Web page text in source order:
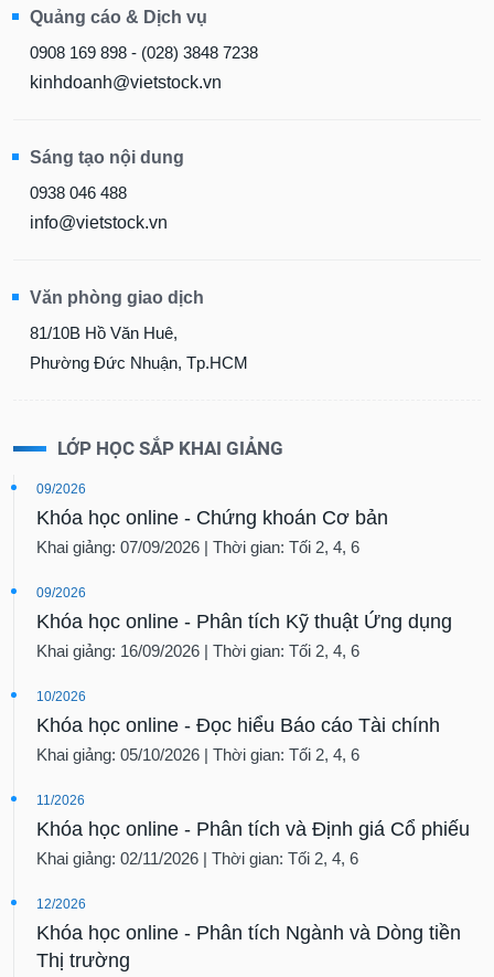
Quảng cáo & Dịch vụ
0908 169 898 - (028) 3848 7238
kinhdoanh@vietstock.vn
Sáng tạo nội dung
0938 046 488
info@vietstock.vn
Văn phòng giao dịch
81/10B Hồ Văn Huê,
Phường Đức Nhuận, Tp.HCM
LỚP HỌC SẮP KHAI GIẢNG
09/2026
Khóa học online - Chứng khoán Cơ bản
Khai giảng: 07/09/2026 | Thời gian: Tối 2, 4, 6
09/2026
Khóa học online - Phân tích Kỹ thuật Ứng dụng
Khai giảng: 16/09/2026 | Thời gian: Tối 2, 4, 6
10/2026
Khóa học online - Đọc hiểu Báo cáo Tài chính
Khai giảng: 05/10/2026 | Thời gian: Tối 2, 4, 6
11/2026
Khóa học online - Phân tích và Định giá Cổ phiếu
Khai giảng: 02/11/2026 | Thời gian: Tối 2, 4, 6
12/2026
Khóa học online - Phân tích Ngành và Dòng tiền
Thị trường